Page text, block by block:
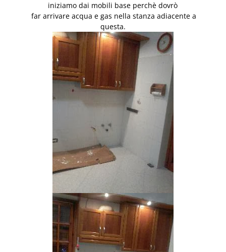
iniziamo dai mobili base perchè dovrò
far arrivare acqua e gas nella stanza adiacente a
questa.